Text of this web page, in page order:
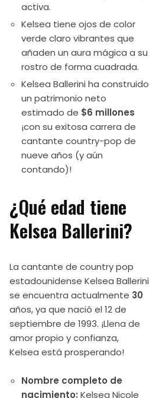
activa.
Kelsea tiene ojos de color
verde claro vibrantes que
añaden un aura mágica a su
rostro de forma cuadrada.
Kelsea Ballerini ha construido
un patrimonio neto
estimado de $6 millones
¡con su exitosa carrera de
cantante country-pop de
nueve años (y aún
contando)!
¿Qué edad tiene
Kelsea Ballerini?
La cantante de country pop
estadounidense Kelsea Ballerini
se encuentra actualmente 30
años, ya que nació el 12 de
septiembre de 1993. ¡Llena de
amor propio y confianza,
Kelsea está prosperando!
Nombre completo de
nacimiento: Kelsea Nicole